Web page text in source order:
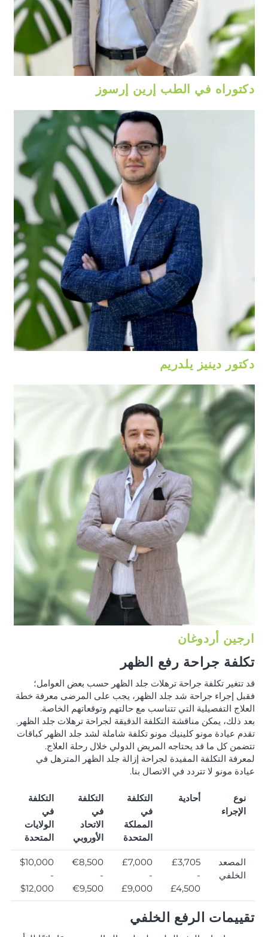
دكتوراه في الطب إرين إرسوز
دكتور دينيز يلدريم
ارجين أردوغان
تكلفة جراحة رفع الظهر
قد تتغير تكلفة جراحة ترهلات جلد الظهر حسب بعض العوامل؛
فقبل إجراء جراحة شد جلد الظهر، يجب على المرضى معرفة خطة
العلاج التفصيلية التي تتناسب مع حالتهم وتوقعاتهم الخاصة.
بعد ذلك، يمكن مناقشة التكلفة الدقيقة لجراحة ترهلات جلد الظهر.
تقدم عيادة مونو كلينيك مونو تكلفة شاملة لشد جلد الظهر كباقات
تتضمن كل ما قد يحتاجه المريض الدولي خلال رحلة العلاج.
لمعرفة التكلفة المفيدة لجراحة إزالة جلد الظهر المترهل في
عيادة مونو لا تتردد في الاتصال بنا.
نوع
الإجراء
أحادية
التكلفة
في
المملكة
المتحدة
التكلفة
في
الاتحاد
الأوروبي
التكلفة
في
الولايات
المتحدة
المصعد
الخلفي
£3,705
-
£4,500
£7,000
-
£9,000
€8,500
-
€9,500
$10,000
-
$12,000
تقييمات الرفع الخلفي